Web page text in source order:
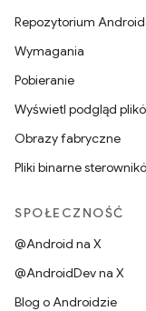
Repozytorium
Wymagania
Pobieranie
Wyświetl podgląd
Obrazy fabryczne
Pliki binarne
SPOŁECZNOŚĆ
@Android na X
@AndroidDev na X
Blog o Androidzie